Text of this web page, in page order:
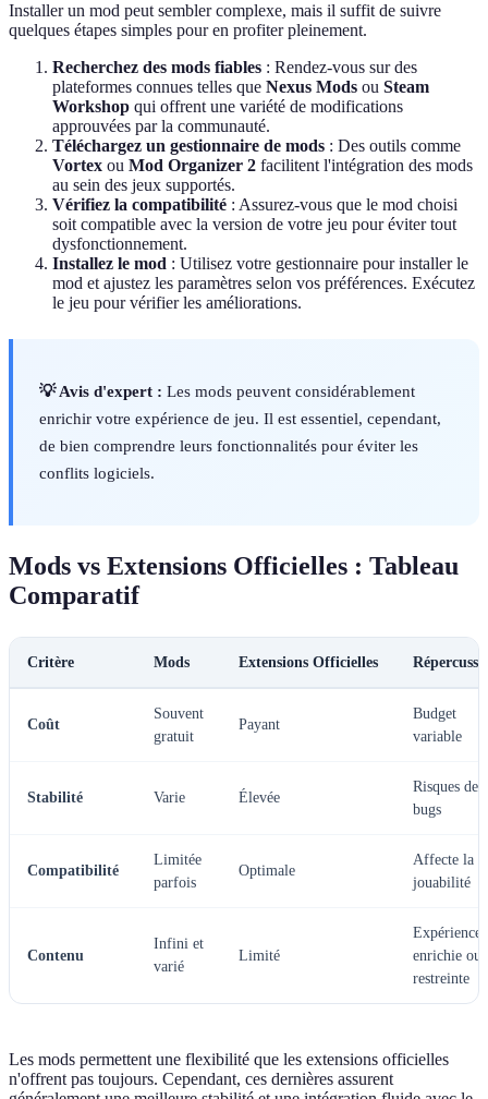
Installer un mod peut sembler complexe, mais il suffit de suivre
quelques étapes simples pour en profiter pleinement.
Recherchez des mods fiables : Rendez-vous sur des
plateformes connues telles que Nexus Mods ou Steam
Workshop qui offrent une variété de modifications
approuvées par la communauté.
Téléchargez un gestionnaire de mods : Des outils comme
Vortex ou Mod Organizer 2 facilitent l'intégration des mods
au sein des jeux supportés.
Vérifiez la compatibilité : Assurez-vous que le mod choisi
soit compatible avec la version de votre jeu pour éviter tout
dysfonctionnement.
Installez le mod : Utilisez votre gestionnaire pour installer le
mod et ajustez les paramètres selon vos préférences. Exécutez
le jeu pour vérifier les améliorations.
💡 Avis d'expert : Les mods peuvent considérablement
enrichir votre expérience de jeu. Il est essentiel, cependant,
de bien comprendre leurs fonctionnalités pour éviter les
conflits logiciels.
Mods vs Extensions Officielles : Tableau
Comparatif
Critère Mods Extensions Officielles
Coût
Souvent
gratuit
Payant
Budget
variable
Stabilité Varie Élevée
Risques de
bugs
Compatibilité
Limitée
parfois
Optimale
Affecte la
jouabilité
Contenu
Infini et
varié
Limité
Expérience
enrichie ou
restreinte
Les mods permettent une flexibilité que les extensions officielles
n'offrent pas toujours. Cependant, ces dernières assurent